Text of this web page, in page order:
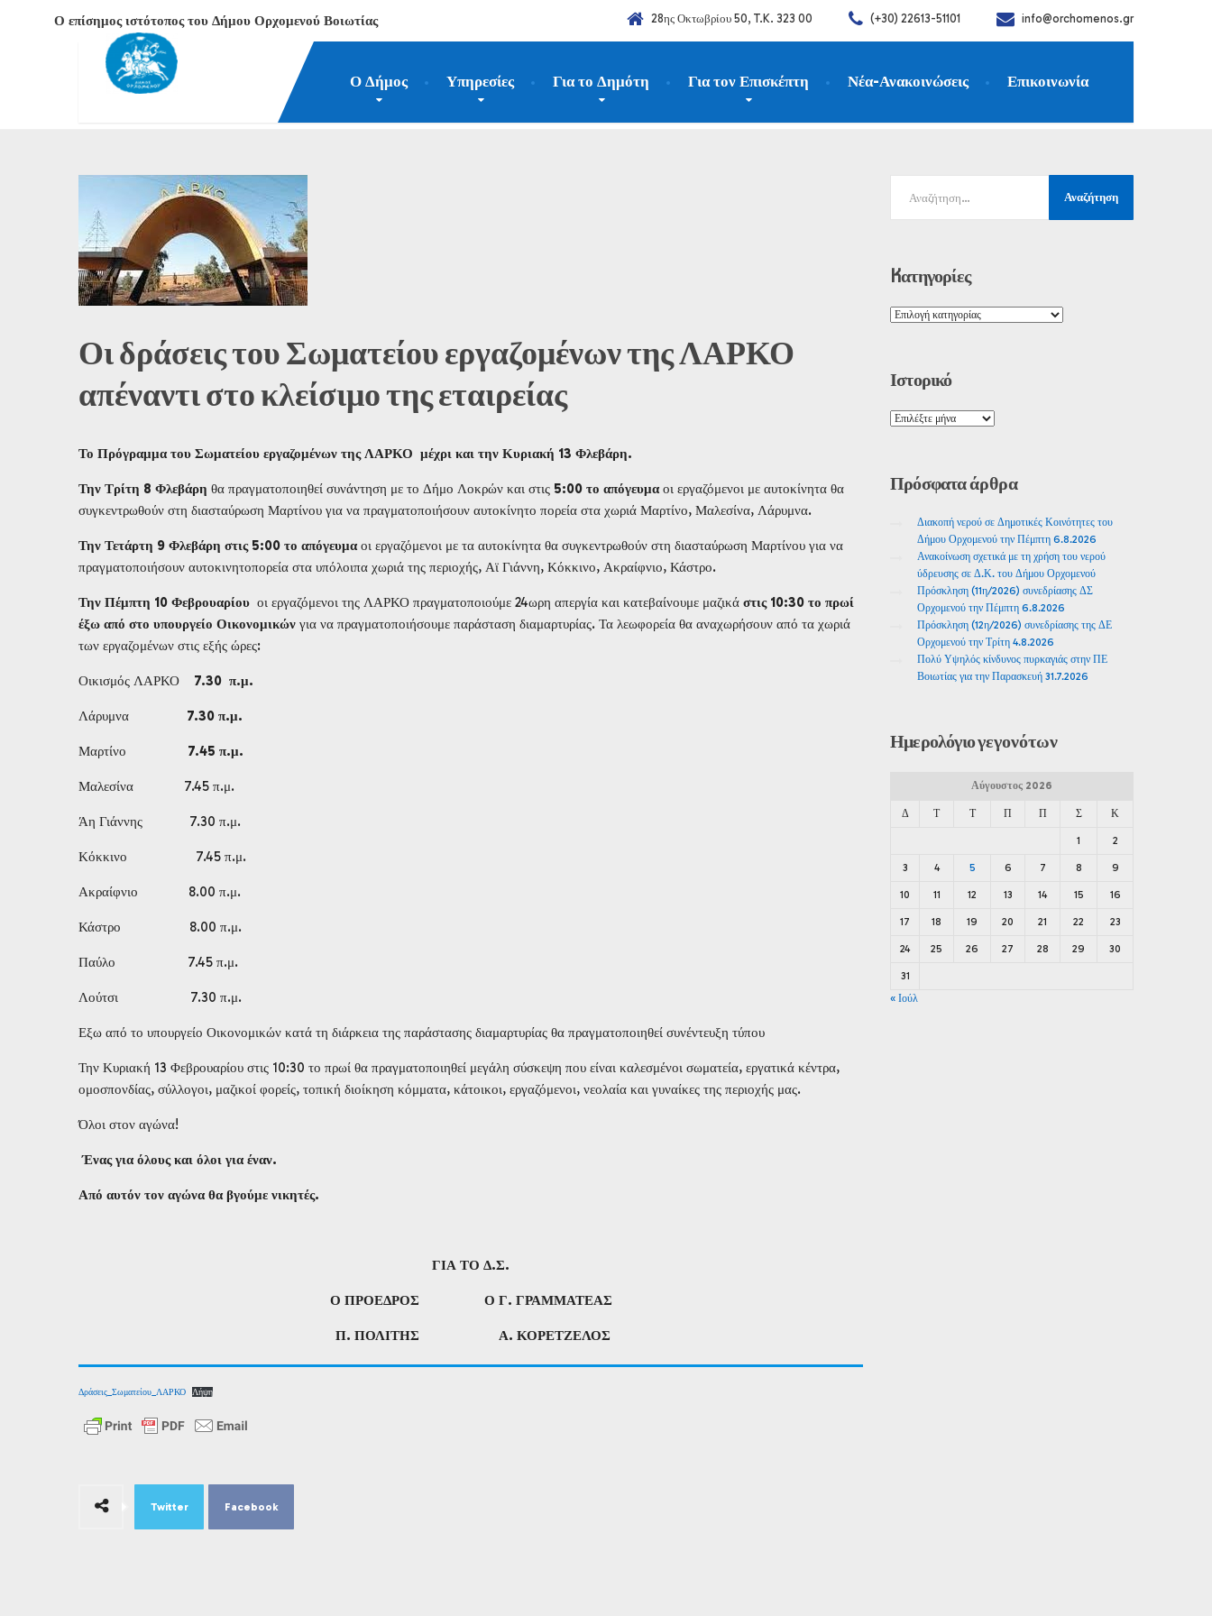
Ο επίσημος ιστότοπος του Δήμου Ορχομενού Βοιωτίας 28ης Οκτωβρίου 50, T.K. 323 00 (+30) 22613-51101 info@orchomenos.gr
Ο Δήμος Υπηρεσίες Για το Δημότη Για τον Επισκέπτη Νέα-Ανακοινώσεις Επικοινωνία
Νέα-Επικαιρότητα Οι δράσεις του Σωματείου εργαζομένων της ΛΑΡΚΟ απέναντι στο κλείσιμο της εταιρείας
Οι δράσεις του Σωματείου εργαζομένων της ΛΑΡΚΟ
απέναντι στο κλείσιμο της εταιρείας
Το Πρόγραμμα του Σωματείου εργαζομένων της ΛΑΡΚΟ μέχρι και την Κυριακή 13 Φλεβάρη.
Την Τρίτη 8 Φλεβάρη θα πραγματοποιηθεί συνάντηση με το Δήμο Λοκρών και στις 5:00 το απόγευμα οι εργαζόμενοι με αυτοκίνητα θα
συγκεντρωθούν στη διασταύρωση Μαρτίνου για να πραγματοποιήσουν αυτοκίνητο πορεία στα χωριά Μαρτίνο, Μαλεσίνα, Λάρυμνα.
Την Τετάρτη 9 Φλεβάρη στις 5:00 το απόγευμα οι εργαζόμενοι με τα αυτοκίνητα θα συγκεντρωθούν στη διασταύρωση Μαρτίνου για να
πραγματοποιήσουν αυτοκινητοπορεία στα υπόλοιπα χωριά της περιοχής, Αϊ Γιάννη, Κόκκινο, Ακραίφνιο, Κάστρο.
Την Πέμπτη 10 Φεβρουαρίου οι εργαζόμενοι της ΛΑΡΚΟ πραγματοποιούμε 24ωρη απεργία και κατεβαίνουμε μαζικά στις 10:30 το πρωί
έξω από στο υπουργείο Οικονομικών για να πραγματοποιήσουμε παράσταση διαμαρτυρίας. Τα λεωφορεία θα αναχωρήσουν από τα χωριά
των εργαζομένων στις εξής ώρες:
Οικισμός ΛΑΡΚΟ 7.30 π.μ.
Λάρυμνα 7.30 π.μ.
Μαρτίνο 7.45 π.μ.
Μαλεσίνα 7.45 π.μ.
Άη Γιάννης 7.30 π.μ.
Κόκκινο 7.45 π.μ.
Ακραίφνιο 8.00 π.μ.
Κάστρο 8.00 π.μ.
Παύλο 7.45 π.μ.
Λούτσι 7.30 π.μ.
Εξω από το υπουργείο Οικονομικών κατά τη διάρκεια της παράστασης διαμαρτυρίας θα πραγματοποιηθεί συνέντευξη τύπου
Την Κυριακή 13 Φεβρουαρίου στις 10:30 το πρωί θα πραγματοποιηθεί μεγάλη σύσκεψη που είναι καλεσμένοι σωματεία, εργατικά κέντρα,
ομοσπονδίας, σύλλογοι, μαζικοί φορείς, τοπική διοίκηση κόμματα, κάτοικοι, εργαζόμενοι, νεολαία και γυναίκες της περιοχής μας.
Όλοι στον αγώνα!
Ένας για όλους και όλοι για έναν.
Από αυτόν τον αγώνα θα βγούμε νικητές.
ΓΙΑ ΤΟ Δ.Σ.
Ο ΠΡΟΕΔΡΟΣ Ο Γ. ΓΡΑΜΜΑΤΕΑΣ
Π. ΠΟΛΙΤΗΣ Α. ΚΟΡΕΤΖΕΛΟΣ
Δράσεις_Σωματείου_ΛΑΡΚΟ Λήψη
Twitter Facebook
Kατηγορίες
Ιστορικό
Πρόσφαταάρθρα
Διακοπή νερού σε Δημοτικές Κοινότητες του
Δήμου Ορχομενού την Πέμπτη 6.8.2026
Ανακοίνωση σχετικά με τη χρήση του νερού
ύδρευσης σε Δ.Κ. του Δήμου Ορχομενού
Πρόσκληση (11η/2026) συνεδρίασης ΔΣ
Ορχομενού την Πέμπτη 6.8.2026
Πρόσκληση (12η/2026) συνεδρίασης της ΔΕ
Ορχομενού την Τρίτη 4.8.2026
Πολύ Υψηλός κίνδυνος πυρκαγιάς στην ΠΕ
Βοιωτίας για την Παρασκευή 31.7.2026
Ημερολόγιογεγονότων
Αύγουστος 2026
Δ Τ Τ Π Π Σ Κ
1 2
3 4 5 6 7 8 9
10 11 12 13 14 15 16
17 18 19 20 21 22 23
24 25 26 27 28 29 30
31
« Ιούλ